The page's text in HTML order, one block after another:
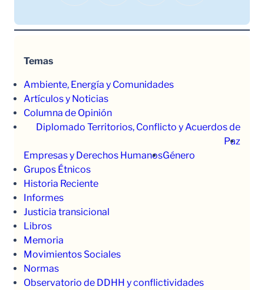
Temas
Ambiente, Energía y Comunidades
Artículos y Noticias
Columna de Opinión
Diplomado Territorios, Conflicto y Acuerdos de
Paz
Empresas y Derechos HumanosGénero
Grupos Étnicos
Historia Reciente
Informes
Justicia transicional
Libros
Memoria
Movimientos Sociales
Normas
Observatorio de DDHH y conflictividades